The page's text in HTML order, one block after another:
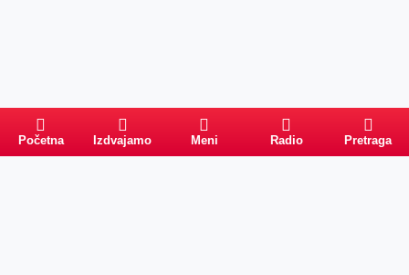
Početna Izdvajamo Meni Radio Pretraga